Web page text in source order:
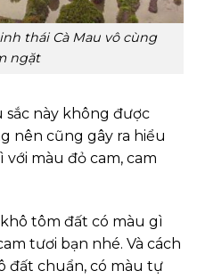
thái Cà Mau vô cùng
ngặt
sắc này không được
nên cũng gây ra hiểu
màu đỏ cam, cam
tôm đất có màu gì
tươi bạn nhé. Và cách
đất chuẩn, có màu tự